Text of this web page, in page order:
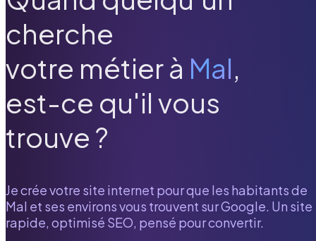
cherche
votre métier à Mal,
est-ce qu'il vous
trouve ?
Je crée votre site internet pour que les habitants de
Mal et ses environs vous trouvent sur Google. Un site
rapide, optimisé SEO, pensé pour convertir.